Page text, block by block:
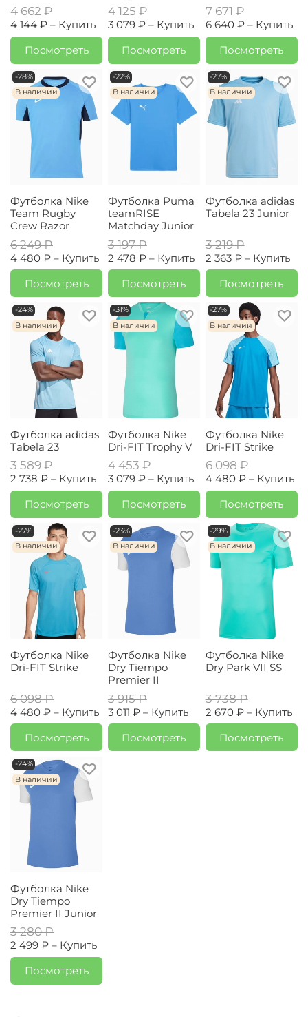
4 662 ₽
4 144 ₽ – Купить
Посмотреть
4 125 ₽
3 079 ₽ – Купить
Посмотреть
7 671 ₽
6 640 ₽ – Купить
Посмотреть
-28%
В наличии
Футболка Nike
Team Rugby
Crew Razor
6 249 ₽
4 480 ₽ – Купить
Посмотреть
-22%
В наличии
Футболка Puma
teamRISE
Matchday Junior
3 197 ₽
2 478 ₽ – Купить
Посмотреть
-27%
В наличии
Футболка adidas
Tabela 23 Junior
3 219 ₽
2 363 ₽ – Купить
Посмотреть
-24%
В наличии
Футболка adidas
Tabela 23
3 589 ₽
2 738 ₽ – Купить
Посмотреть
-31%
В наличии
Футболка Nike
Dri-FIT Trophy V
4 453 ₽
3 079 ₽ – Купить
Посмотреть
-27%
В наличии
Футболка Nike
Dri-FIT Strike
6 098 ₽
4 480 ₽ – Купить
Посмотреть
-27%
В наличии
Футболка Nike
Dri-FIT Strike
6 098 ₽
4 480 ₽ – Купить
Посмотреть
-23%
В наличии
Футболка Nike
Dry Tiempo
Premier II
3 915 ₽
3 011 ₽ – Купить
Посмотреть
-29%
В наличии
Футболка Nike
Dry Park VII SS
3 738 ₽
2 670 ₽ – Купить
Посмотреть
-24%
В наличии
Футболка Nike
Dry Tiempo
Premier II Junior
3 280 ₽
2 499 ₽ – Купить
Посмотреть